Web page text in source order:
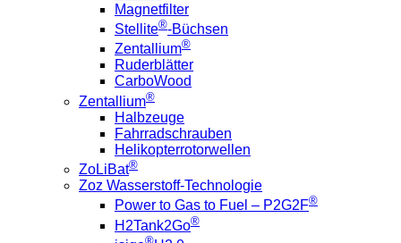
Magnetfilter
Stellite®-Büchsen
Zentallium®
Ruderblätter
CarboWood
Zentallium®
Halbzeuge
Fahrradschrauben
Helikopterrotorwellen
ZoLiBat®
Zoz Wasserstoff-Technologie
Power to Gas to Fuel – P2G2F®
H2Tank2Go®